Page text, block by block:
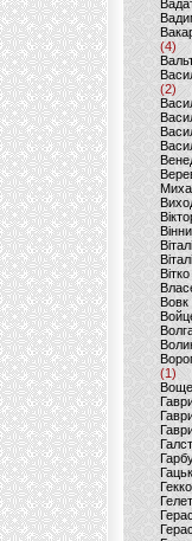
(4)
(2)
Вовк
(1)